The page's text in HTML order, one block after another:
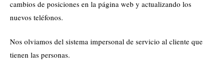
cambios de posiciones en la página web y actualizando los
nuevos teléfonos.
Nos olviamos del sistema impersonal de servicio al cliente que
tienen las personas.